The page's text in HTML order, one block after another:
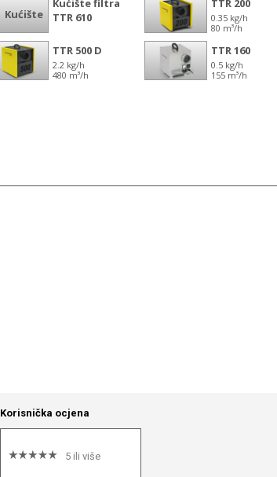
Korisnička ocjena
5 ili više